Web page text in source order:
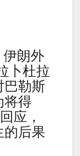
朗外
卜杜拉
巴勒斯
将得
应，
的后果